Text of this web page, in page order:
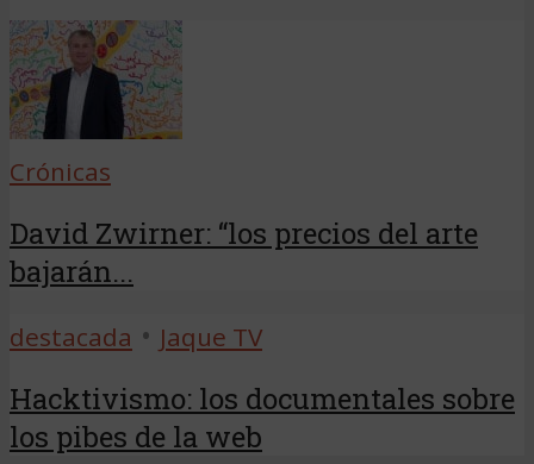
Crónicas
David Zwirner: “los precios del arte
bajarán...
destacada • Jaque TV
Hacktivismo: los documentales sobre
los pibes de la web